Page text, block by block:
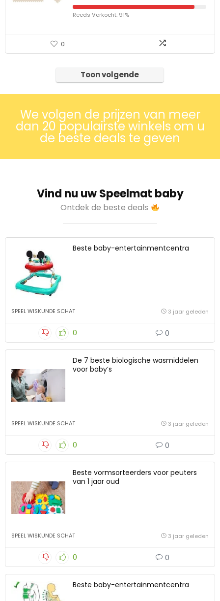
Reeds Verkocht: 91%
0
Toon volgende
We volgen de prijzen van meer
dan 20 populairste winkels om u
de beste deals te geven
Vind nu uw Speelmat baby
Ontdek de beste deals
Beste baby-entertainmentcentra
SPEEL WISKUNDE SCHAT 3 jaar geleden
0 0
De 7 beste biologische wasmiddelen
voor baby’s
SPEEL WISKUNDE SCHAT 3 jaar geleden
0 0
Beste vormsorteerders voor peuters
van 1 jaar oud
SPEEL WISKUNDE SCHAT 3 jaar geleden
0 0
Beste baby-entertainmentcentra